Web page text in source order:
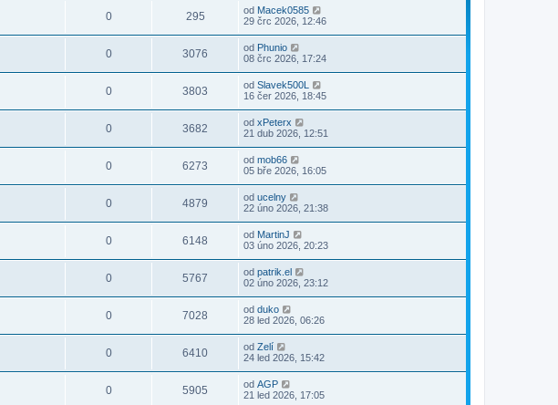
0 295 od Macek0585
29 črc 2026, 12:46
0 3076 od Phunio
08 črc 2026, 17:24
0 3803 od Slavek500L
16 čer 2026, 18:45
0 3682 od xPeterx
21 dub 2026, 12:51
0 6273 od mob66
05 bře 2026, 16:05
0 4879 od ucelny
22 úno 2026, 21:38
0 6148 od MartinJ
03 úno 2026, 20:23
0 5767 od patrik.el
02 úno 2026, 23:12
0 7028 od duko
28 led 2026, 06:26
0 6410 od Zelí
24 led 2026, 15:42
0 5905 od AGP
21 led 2026, 17:05